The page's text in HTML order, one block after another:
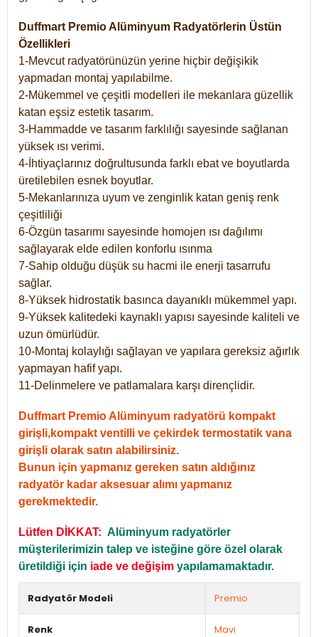
Duffmart Premio Alüminyum Radyatörlerin Üstün
Özellikleri
1-Mevcut radyatörünüzün yerine hiçbir değişikik
yapmadan montaj yapılabilme.
2-Mükemmel ve çeşitli modelleri ile mekanlara güzellik
katan eşsiz estetik tasarım.
3-Hammadde ve tasarım farklılığı sayesinde sağlanan
yüksek ısı verimi.
4-İhtiyaçlarınız doğrultusunda farklı ebat ve boyutlarda
üretilebilen esnek boyutlar.
5-Mekanlarınıza uyum ve zenginlik katan geniş renk
çeşitliliği
6-Özgün tasarımı sayesinde homojen ısı dağılımı
sağlayarak elde edilen konforlu ısınma
7-Sahip olduğu düşük su hacmi ile enerji tasarrufu
sağlar.
8-Yüksek hidrostatik basınca dayanıklı mükemmel yapı.
9-Yüksek kalitedeki kaynaklı yapısı sayesinde kaliteli ve
uzun ömürlüdür.
10-Montaj kolaylığı sağlayan ve yapılara gereksiz ağırlık
yapmayan hafif yapı.
11-Delinmelere ve patlamalara karşı dirençlidir.
Duffmart Premio Alüminyum radyatörü kompakt
girişli,kompakt ventilli ve çekirdek termostatik vana
girişli olarak satın alabilirsiniz.
Bunun için yapmanız gereken satın aldığınız
radyatör kadar aksesuar alımı yapmanız
gerekmektedir.
Lütfen DİKKAT: Alüminyum radyatörler
müşterilerimizin talep ve isteğine göre özel olarak
üretildiği için iade ve değişim yapılamamaktadır.
Radyatör Modeli Premio
Renk Mavi